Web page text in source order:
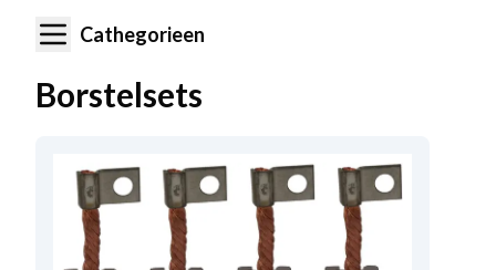
Cathegorieen
Borstelsets